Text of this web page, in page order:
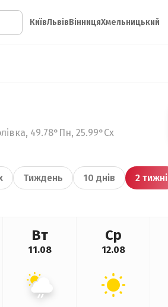
КиївЛьвівВінницяХмельницький
49.78°Пн, 25.99°Сх
Тиждень 10 днів 2 тижні
Вт
11.08
Ср
12.08